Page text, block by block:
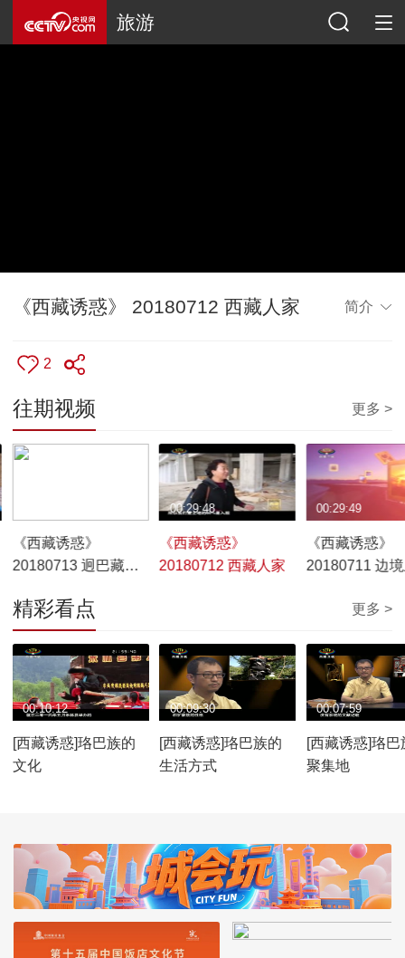
旅游
《西藏诱惑》 20180712 西藏人家 简介
2
往期视频 更多 >
《西藏诱惑》
20180713 迥巴藏戏
《西藏诱惑》
20180712 西藏人家
00:29:48
《西藏诱惑》
20180711 边
00:29:49
精彩看点 更多 >
[西藏诱惑]珞巴族的
文化
00:10:12
[西藏诱惑]珞巴族的
生活方式
00:09:30
[西藏诱惑]珞巴
聚集地
00:07:59